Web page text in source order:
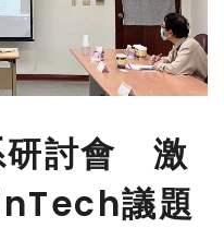
研討會 激
議題